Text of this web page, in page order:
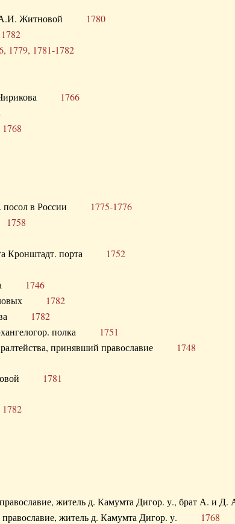
А.И. Житновой 1780
1782
1779, 1781-1782
Чирикова 1766
1768
посол в России 1775-1776
1758
Кронштадт. порта 1752
1746
1782
1782
полка 1751
принявший православие 1748
1781
1782
житель д. Камумта Дигор. у., брат А.
православие, житель д. Камумта Дигор. у. 1768